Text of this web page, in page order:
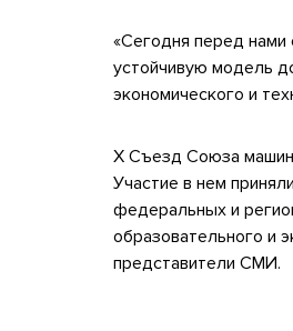
«Сегодня перед нами
устойчивую модель
экономического и
X Съезд Союза
Участие в нем
федеральных и
образовательного и
представители СМИ.